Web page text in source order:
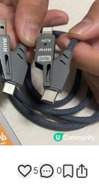
5 0